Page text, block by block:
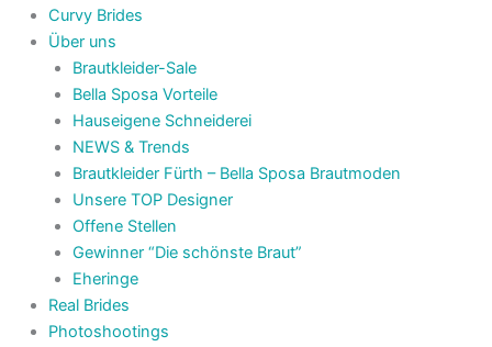
Curvy Brides
Über uns
Brautkleider-Sale
Bella Sposa Vorteile
Hauseigene Schneiderei
NEWS & Trends
Brautkleider Fürth – Bella Sposa Brautmoden
Unsere TOP Designer
Offene Stellen
Gewinner “Die schönste Braut”
Eheringe
Real Brides
Photoshootings